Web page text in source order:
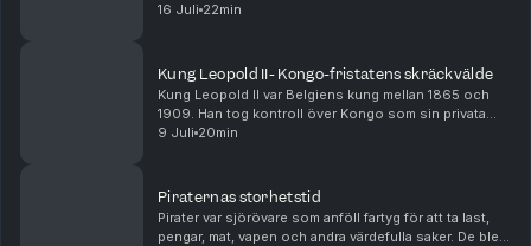
tiden flyttade miljontals människor västerut i jakt på
16 Juli 22min
Kung Leopold II- Kongo-fristatens skräckvälde
Kung Leopold II var Belgiens kung mellan 1865 och
1909. Han tog kontroll över Kongo som sin privata
egendom och kallade området Kongo-fristaten. Där
9 Juli 20min
Piraternas storhetstid
Pirater var sjörövare som anföll fartyg för att ta last,
pengar, mat, vapen och andra värdefulla saker. De blev